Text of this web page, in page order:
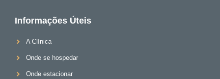
Informações Úteis
A Clínica
Onde se hospedar
Onde estacionar